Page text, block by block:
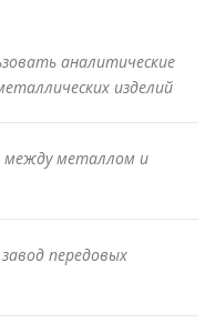
аналитические
изделий
между металлом и
передовых